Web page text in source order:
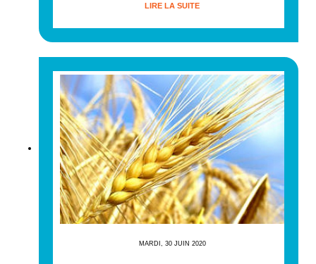
LIRE LA SUITE
MARDI, 30 JUIN 2020